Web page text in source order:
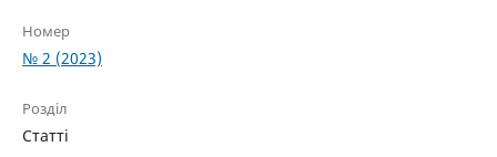
Номер
№ 2 (2023)
Розділ
Статті